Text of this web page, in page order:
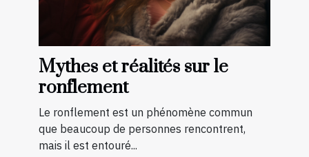
Mythes et réalités sur le
ronflement
Le ronflement est un phénomène commun
que beaucoup de personnes rencontrent,
mais il est entouré...